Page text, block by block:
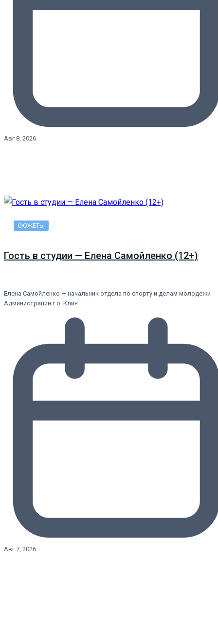
Авг 8, 2026
СЮЖЕТЫ
Гость в студии — Елена Самойленко (12+)
Елена Самойленко — начальник отдела по спорту и делам молодежи
Администрации г.о. Клин
Авг 7, 2026